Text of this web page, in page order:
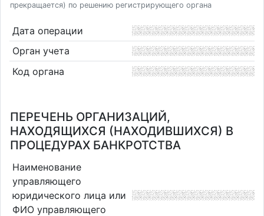
прекращается) по решению регистрирующего органа
Дата операции
Орган учета
Код органа
ПЕРЕЧЕНЬ ОРГАНИЗАЦИЙ,
НАХОДЯЩИХСЯ (НАХОДИВШИХСЯ) В
ПРОЦЕДУРАХ БАНКРОТСТВА
Наименование
управляющего
юридического лица или
ФИО управляющего